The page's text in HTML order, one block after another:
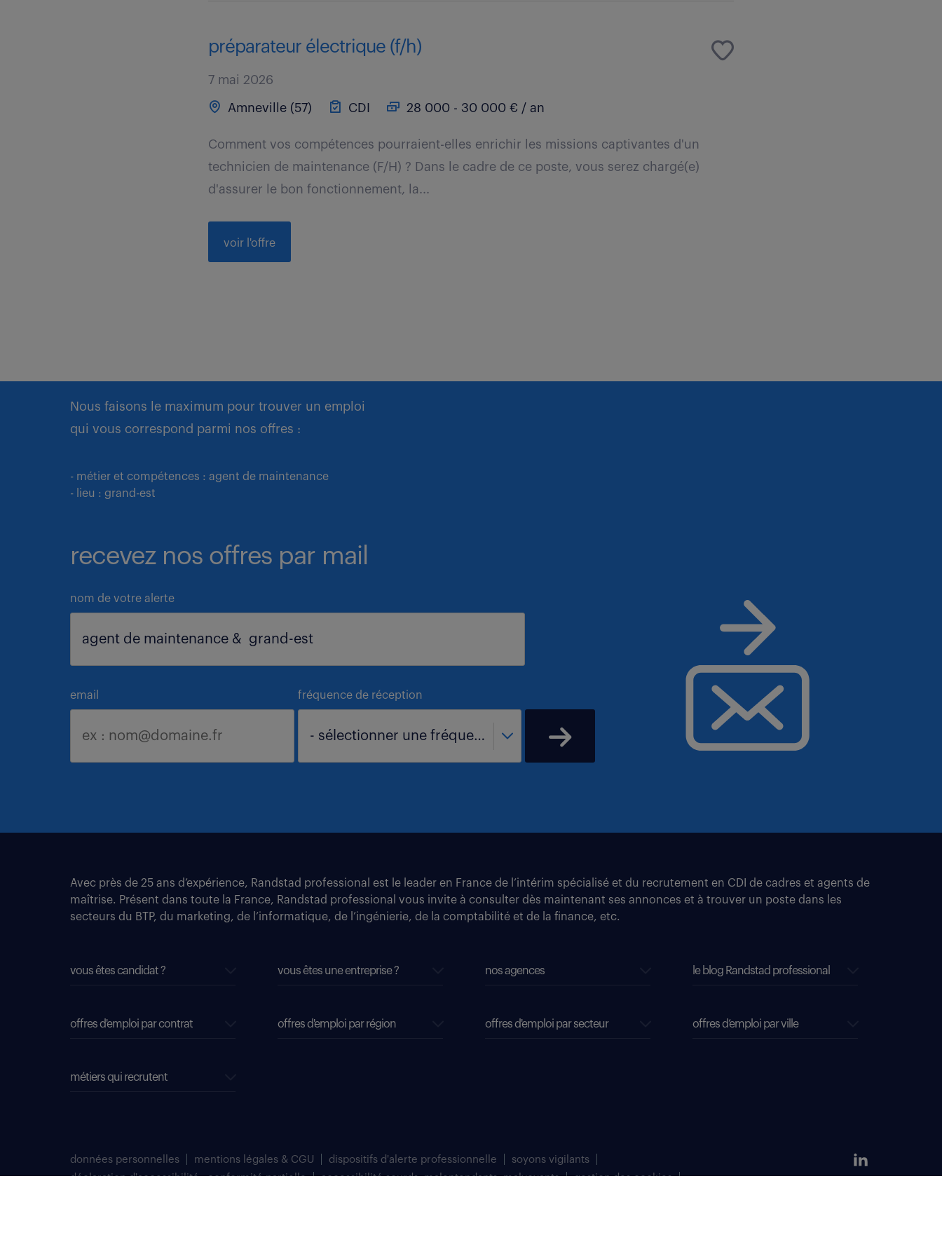
préparateur électrique (f/h)
7 mai 2026
Amneville (57) CDI 28 000 - 30 000 € / an
Comment vos compétences pourraient-elles enrichir les missions captivantes d'un
technicien de maintenance (F/H) ? Dans le cadre de ce poste, vous serez chargé(e)
d'assurer le bon fonctionnement, la...
voir l'offre
Nous faisons le maximum pour trouver un emploi
qui vous correspond parmi nos offres :
- métier et compétences : agent de maintenance
- lieu : grand-est
recevez nos offres par mail
nom de votre alerte
email fréquence de réception
- sélectionner une fréquence -
Avec près de 25 ans d’expérience, Randstad professional est le leader en France de l’intérim spécialisé et du recrutement en CDI de cadres et agents de
maîtrise. Présent dans toute la France, Randstad professional vous invite à consulter dès maintenant ses annonces et à trouver un poste dans les
secteurs du BTP, du marketing, de l’informatique, de l’ingénierie, de la comptabilité et de la finance, etc.
vous êtes candidat ? vous êtes une entreprise ? nos agences le blog Randstad professional
offres d'emploi par contrat offres d'emploi par région offres d'emploi par secteur offres d’emploi par ville
métiers qui recrutent
données personnelles mentions légales & CGU dispositifs d'alerte professionnelle
soyons vigilants
déclaration d'accessibilité : conformité partielle
accessibilité sourds, malentendants, malvoyants
gestion des cookies